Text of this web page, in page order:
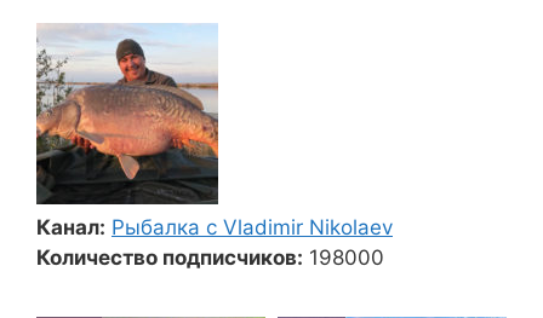
Канал: Рыбалка с Vladimir Nikolaev
Количество подписчиков: 198000